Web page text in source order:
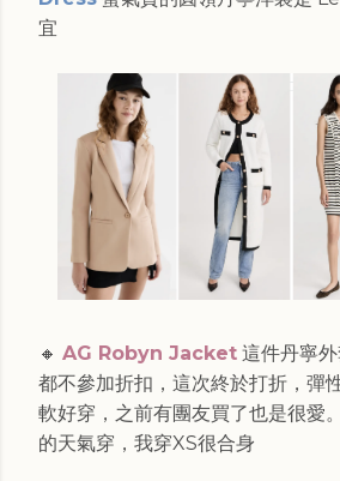
宜
🔸 AG Robyn Jacket 這件丹寧
都不參加折扣，這次終於打折，彈
軟好穿，之前有團友買了也是很愛
的天氣穿，我穿XS很合身